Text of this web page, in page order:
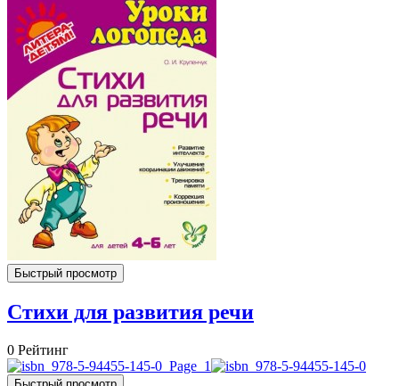
Быстрый просмотр
Стихи для развития речи
0 Рейтинг
Быстрый просмотр